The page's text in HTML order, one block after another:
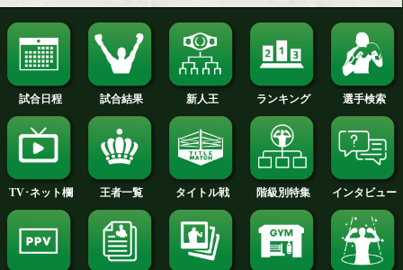
明日は世界へ前進する大一
番!
井上岳志 必ず世界
りつく!